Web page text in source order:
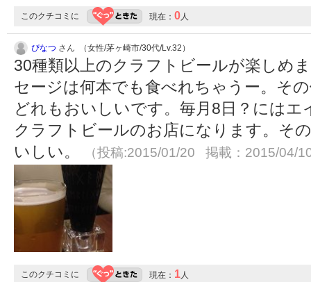
このクチコミに 現在： 0人
ぴなつ さん （女性/茅ヶ崎市/30代/Lv.32）
30種類以上のクラフトビールが楽しめ
セージは何本でも食べれちゃうー。そ
どれもおいしいです。毎月8日？には
クラフトビールのお店になります。そ
いしい。
（投稿:2015/01/20 掲載：2015/04/
このクチコミに 現在： 1人